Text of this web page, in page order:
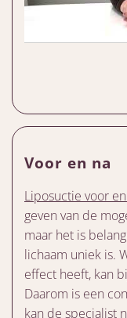
Voor en na
Liposuctie voor en
geven van de
maar het is
lichaam uniek is.
effect heeft, kan
Daarom is een
kan de specialist